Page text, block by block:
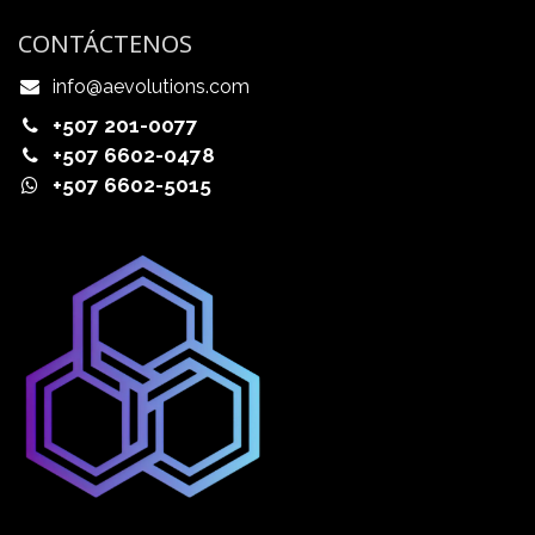
CONTÁCTENOS
info@aevolutions.com
+507 201-0077
+507 6602-0478
+507 6602-5015